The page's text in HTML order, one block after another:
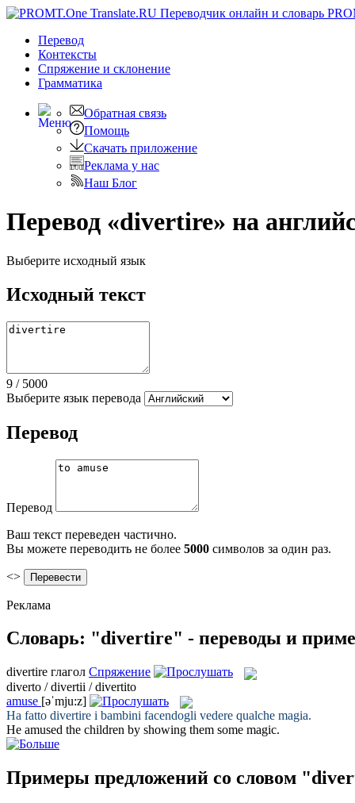
Перевод
Контексты
Спряжение и склонение
Грамматика
Обратная связь
Помощь
Скачать приложение
Реклама у нас
Наш Блог
Перевод «divertire» на
Выберите исходный язык
Исходный текст
9 / 5000
Выберите язык перевода
Перевод
Перевод
Ваш текст переведен частично.
Вы можете переводить не более 5000 символов за один раз.
<>
Реклама
Словарь: "divertire" - переводы и
divertire глагол Спряжение
diverto / divertii / divertito
amuse [əˈmju:z]
Ha fatto divertire i bambini facendogli vedere qualche magia.
He amused the children by showing them some magic.
Примеры предложений со словом